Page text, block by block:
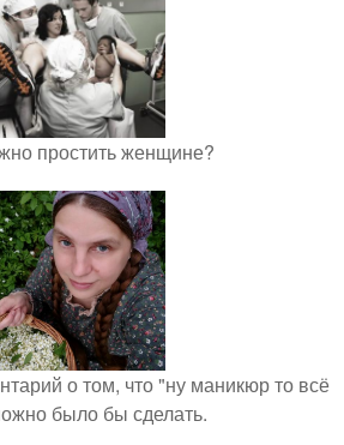
простить женщине?
о том, что "ну маникюр то всё
было бы сделать.